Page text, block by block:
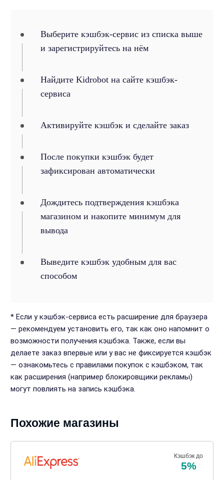
Выберите кэшбэк-сервис из списка выше
и зарегистрируйтесь на нём
Найдите Kidrobot на сайте кэшбэк-
сервиса
Активируйте кэшбэк и сделайте заказ
После покупки кэшбэк будет
зафиксирован автоматически
Дождитесь подтверждения кэшбэка
магазином и накопите минимум для
вывода
Выведите кэшбэк удобным для вас
способом
* Если у кэшбэк-сервиса есть расширение для браузера
— рекомендуем установить его, так как оно напомнит о
возможности получения кэшбэка. Также, если вы
делаете заказ впервые или у вас не фиксируется кэшбэк
— ознакомьтесь с правилами покупок с кэшбэком, так
как расширения (например блокировщики рекламы)
могут повлиять на запись кэшбэка.
Похожие магазины
Кэшбэк до
5%